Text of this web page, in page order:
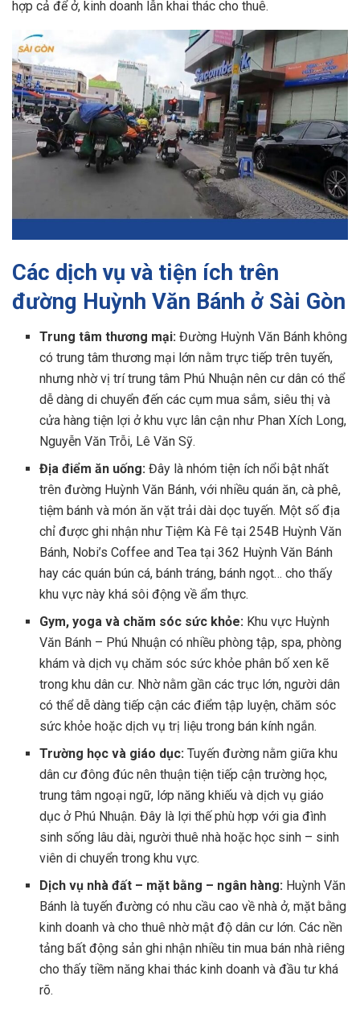
hợp cả để ở, kinh doanh lẫn khai thác cho thuê.
Các dịch vụ và tiện ích trên
đường Huỳnh Văn Bánh ở Sài Gòn
Trung tâm thương mại: Đường Huỳnh Văn Bánh không
có trung tâm thương mại lớn nằm trực tiếp trên tuyến,
nhưng nhờ vị trí trung tâm Phú Nhuận nên cư dân có thể
dễ dàng di chuyển đến các cụm mua sắm, siêu thị và
cửa hàng tiện lợi ở khu vực lân cận như Phan Xích Long,
Nguyễn Văn Trỗi, Lê Văn Sỹ.
Địa điểm ăn uống: Đây là nhóm tiện ích nổi bật nhất
trên đường Huỳnh Văn Bánh, với nhiều quán ăn, cà phê,
tiệm bánh và món ăn vặt trải dài dọc tuyến. Một số địa
chỉ được ghi nhận như Tiệm Kà Fê tại 254B Huỳnh Văn
Bánh, Nobi’s Coffee and Tea tại 362 Huỳnh Văn Bánh
hay các quán bún cá, bánh tráng, bánh ngọt… cho thấy
khu vực này khá sôi động về ẩm thực.
Gym, yoga và chăm sóc sức khỏe: Khu vực Huỳnh
Văn Bánh – Phú Nhuận có nhiều phòng tập, spa, phòng
khám và dịch vụ chăm sóc sức khỏe phân bố xen kẽ
trong khu dân cư. Nhờ nằm gần các trục lớn, người dân
có thể dễ dàng tiếp cận các điểm tập luyện, chăm sóc
sức khỏe hoặc dịch vụ trị liệu trong bán kính ngắn.
Trường học và giáo dục: Tuyến đường nằm giữa khu
dân cư đông đúc nên thuận tiện tiếp cận trường học,
trung tâm ngoại ngữ, lớp năng khiếu và dịch vụ giáo
dục ở Phú Nhuận. Đây là lợi thế phù hợp với gia đình
sinh sống lâu dài, người thuê nhà hoặc học sinh – sinh
viên di chuyển trong khu vực.
Dịch vụ nhà đất – mặt bằng – ngân hàng: Huỳnh Văn
Bánh là tuyến đường có nhu cầu cao về nhà ở, mặt bằng
kinh doanh và cho thuê nhờ mật độ dân cư lớn. Các nền
tảng bất động sản ghi nhận nhiều tin mua bán nhà riêng
cho thấy tiềm năng khai thác kinh doanh và đầu tư khá
rõ.